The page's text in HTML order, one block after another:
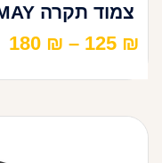
צמוד תקרה MAY
125 ₪
–
180 ₪